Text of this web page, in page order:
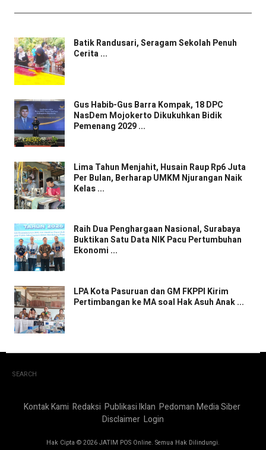
Batik Randusari, Seragam Sekolah Penuh
Cerita ...
Gus Habib-Gus Barra Kompak, 18 DPC
NasDem Mojokerto Dikukuhkan Bidik
Pemenang 2029 ...
Lima Tahun Menjahit, Husain Raup Rp6 Juta
Per Bulan, Berharap UMKM Njurangan Naik
Kelas ...
Raih Dua Penghargaan Nasional, Surabaya
Buktikan Satu Data NIK Pacu Pertumbuhan
Ekonomi ...
LPA Kota Pasuruan dan GM FKPPI Kirim
Pertimbangan ke MA soal Hak Asuh Anak ...
SEARCH
Kontak Kami Redaksi Publikasi Iklan Pedoman Media Siber
Disclaimer Login
Hak Cipta © 2026 JATIM POS Online. Semua Hak Dilindungi.